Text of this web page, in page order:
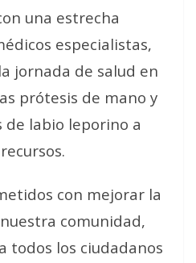
una estrecha
especialistas,
jornada de salud en
prótesis de mano y
de labio leporino a
con mejorar la
comunidad,
todos los ciudadanos